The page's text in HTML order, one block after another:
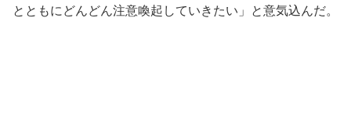
とともにどんどん注意喚起していきたい」と意気込んだ。